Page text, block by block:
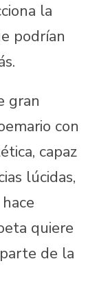
la
podrían
gran
con
capaz
lúcidas,
quiere
de la